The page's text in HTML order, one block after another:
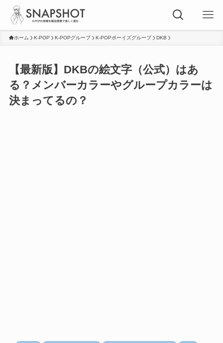
ホーム K-POP K-POPグループ K-POPボーイズグループ DKB
【最新版】DKBの絵文字（公式）はあ
る？メンバーカラーやグループカラーは
決まってるの？